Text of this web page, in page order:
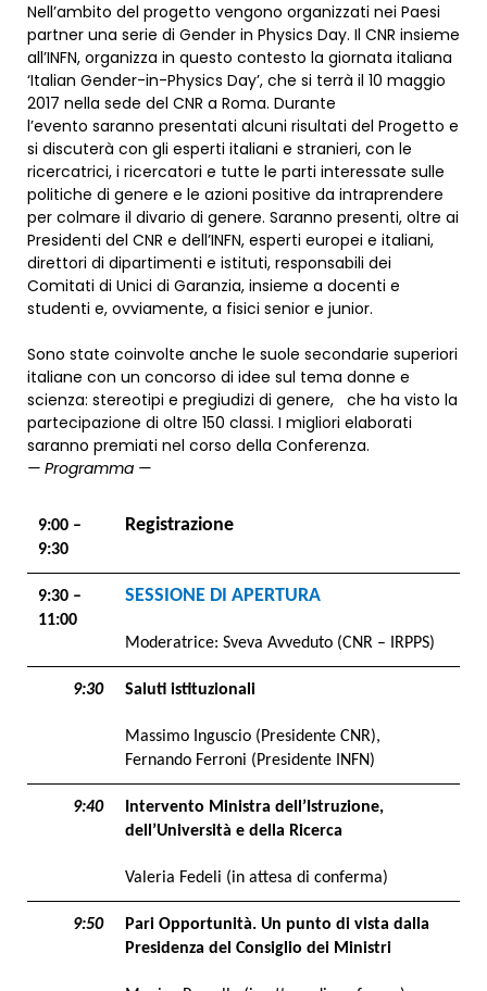
Nell’ambito del progetto vengono organizzati nei Paesi
partner una serie di Gender in Physics Day. Il CNR insieme
all’INFN, organizza in questo contesto la giornata italiana
‘Italian Gender-in-Physics Day’, che si terrà il 10 maggio
2017 nella sede del CNR a Roma. Durante
l’evento saranno presentati alcuni risultati del Progetto e
si discuterà con gli esperti italiani e stranieri, con le
ricercatrici, i ricercatori e tutte le parti interessate sulle
politiche di genere e le azioni positive da intraprendere
per colmare il divario di genere. Saranno presenti, oltre ai
Presidenti del CNR e dell’INFN, esperti europei e italiani,
direttori di dipartimenti e istituti, responsabili dei
Comitati di Unici di Garanzia, insieme a docenti e
studenti e, ovviamente, a fisici senior e junior.
Sono state coinvolte anche le suole secondarie superiori
italiane con un concorso di idee sul tema donne e
scienza: stereotipi e pregiudizi di genere, che ha visto la
partecipazione di oltre 150 classi. I migliori elaborati
saranno premiati nel corso della Conferenza.
— Programma —
9:00 –
9:30
Registrazione
9:30 –
11:00
SESSIONE DI APERTURA
Moderatrice: Sveva Avveduto (CNR – IRPPS)
9:30 Saluti istituzionali
Massimo Inguscio (Presidente CNR),
Fernando Ferroni (Presidente INFN)
9:40
Intervento Ministra dell’Istruzione,
dell’Università e della Ricerca
Valeria Fedeli (in attesa di conferma)
9:50
Pari Opportunità. Un punto di vista dalla
Presidenza del Consiglio dei Ministri